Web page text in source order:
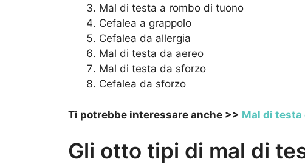
Mal di testa a rombo di tuono
Cefalea a grappolo
Cefalea da allergia
Mal di testa da aereo
Mal di testa da sforzo
Cefalea da sforzo
Ti potrebbe interessare anche >> Mal di testa
Gli otto tipi di mal di